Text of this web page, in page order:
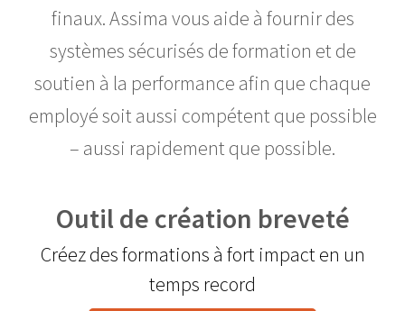
finaux. Assima vous aide à fournir des
systèmes sécurisés de formation et de
soutien à la performance afin que chaque
employé soit aussi compétent que possible
– aussi rapidement que possible.
Outil de création breveté
Créez des formations à fort impact en un
temps record